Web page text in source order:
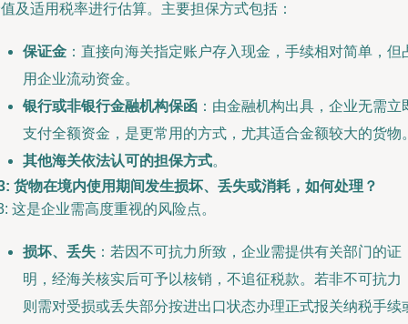
及适用税率进行估算。主要担保方式包括：
保证金 ：直接向海关指定账户存入现金，手续相对简单，但
用企业流动资金。
银行或非银行金融机构保函 ：由金融机构出具，企业无需立
支付全额资金，是更常用的方式，尤其适合金额较大的货物
其他海关依法认可的担保方式。
货物在境内使用期间发生损坏、丢失或消耗，如何处理？
这是企业需高度重视的风险点。
损坏、丢失 ：若因不可抗力所致，企业需提供有关部门的证
明，经海关核实后可予以核销，不追征税款。若非不可抗力
则需对受损或丢失部分按进出口状态办理正式报关纳税手续